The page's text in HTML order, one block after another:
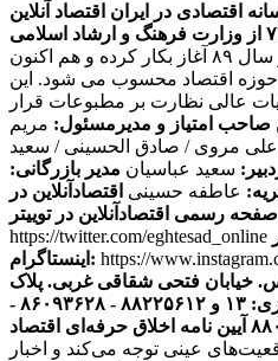
اقتصادی در ایران اقتصاد آنلاین
دارای مجوز به شماره ۷۴۳۳۴ از وزارت فرهنگ و ارشاد اسلامی
این پایگاه خبری از سال ۸۹ آغاز بکار کرده و هم اکنون
حوزه اقتصاد محسوب می شود. این
عالی نظارت بر مطبوعات قرار
صاحب امتیاز و مدیرمسئول: مریم
علی مروی / صادق الحسینی / سعید
سعید عباسیان مدیر بازرگانی:
عاطفه حسینی اقتصادآنلاین در
https://twitter.com/eghtesad_online
اینستاگرام: https://
خیابان فتحی شقاقی غربی. پلاک
تلفن دفتر مرکزی: ۱۳ و ۸۸۲۲۵۶۱۲ - ۸۶۰۹۳۶۲۸ -
آیین نامه اخلاق حرفه‌ای اقتصاد
عینی توجه می‌کند و اخبار